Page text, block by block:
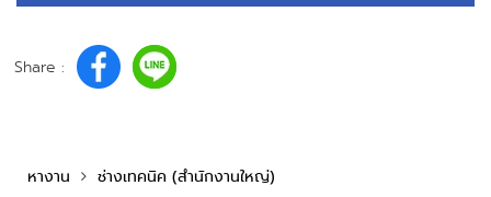
Share :
หางาน
ช่างเทคนิค (สำนักงานใหญ่)